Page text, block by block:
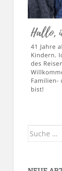
Suche